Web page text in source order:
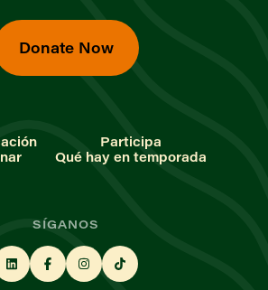
Donate Now
Participa
Qué hay en temporada
SÍGANOS